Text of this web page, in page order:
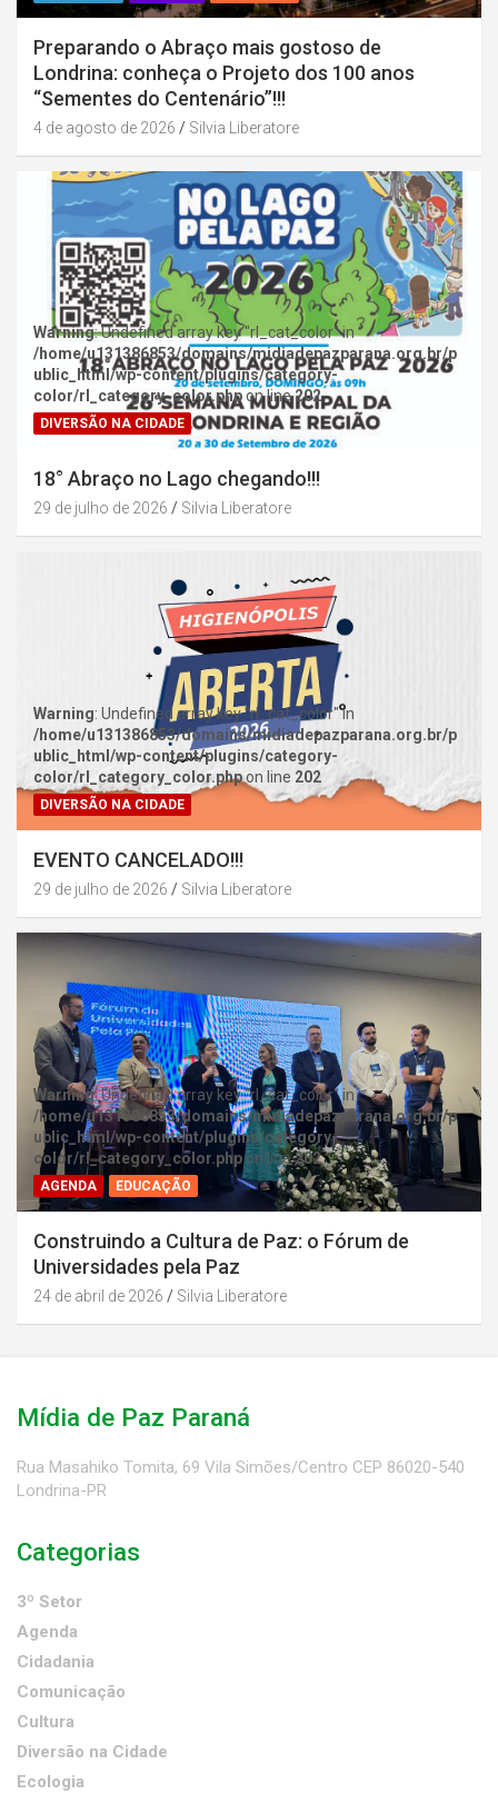
Preparando o Abraço mais gostoso de
Londrina: conheça o Projeto dos 100 anos
“Sementes do Centenário”!!!
4 de agosto de 2026 Silvia Liberatore
Warning: Undefined array key "rl_cat_color" in
/home/u131386853/domains/midiadepazparana.org.br/p
ublic_html/wp-content/plugins/category-
color/rl_category_color.phpon line202
DIVERSÃO NA CIDADE
18° Abraço no Lago chegando!!!
29 de julho de 2026 Silvia Liberatore
Warning: Undefined array key "rl_cat_color" in
/home/u131386853/domains/midiadepazparana.org.br/p
ublic_html/wp-content/plugins/category-
color/rl_category_color.phpon line 202
DIVERSÃO NA CIDADE
EVENTO CANCELADO!!!
29 de julho de 2026 Silvia Liberatore
Warning: Undefined array key "rl_cat_color" in
/home/u131386853/domains/midiadepazparana.org.br/p
ublic_html/wp-content/plugins/category-
color/rl_category_color.phpon line202
AGENDA EDUCAÇÃO
Construindo a Cultura de Paz: o Fórum de
Universidades pela Paz
24 de abril de 2026 Silvia Liberatore
Mídia de Paz Paraná
Rua Masahiko Tomita, 69 Vila Simões/Centro CEP 86020-540
Londrina-PR
Categorias
3º Setor
Agenda
Cidadania
Comunicação
Cultura
Diversão na Cidade
Ecologia